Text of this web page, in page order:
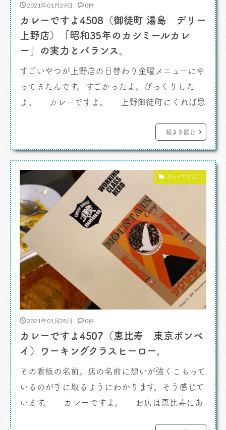
2021年01月29日 0件
カレーですよ4508（御徒町 湯島 デリー
上野店）「昭和35年のカシミールカレ
ー」の実力とバランス。
すごいやつが上野店の日替わり金曜メニューにや
ってきたんです。すごかったよ。びっくりした
よ。 カレーですよ。 上野御徒町にくれば思
があります。わたしはそのお店ではあのメニュー
一本槍。 「コルマカレー」。好きだなあ。大好
上野店」 に […]
続きを読む
カレーですよ。
2021年01月28日 0件
カレーですよ4507（恵比寿 東京ボンベ
イ）ワーキングクラスヒーロー。
その看板の名前。店の名前に想いが強くこもって
いるのが手に取るようにわかります。そう感じて
います。 カレーですよ。 お店は恵比寿にあ